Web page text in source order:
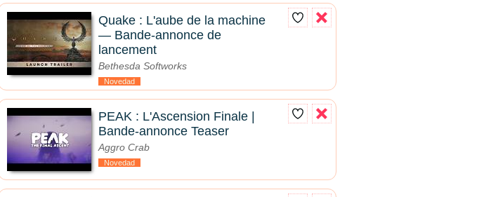
Quake : L'aube de la machine
— Bande-annonce de
lancement
Bethesda Softworks
Novedad
PEAK : L'Ascension Finale |
Bande-annonce Teaser
Aggro Crab
Novedad